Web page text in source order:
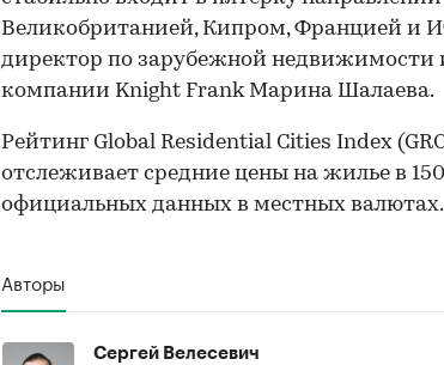
Великобританией, Кипром, Францией и
директор по зарубежной
компании Knight Frank Марина Шалаева.
Рейтинг Global Residential Cities Index
отслеживает средние цены на жилье в
официальных данных в местных валютах.
Авторы
Сергей Велесевич